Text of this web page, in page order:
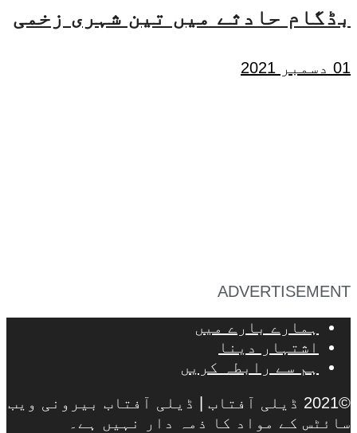
بڈگام حادثے میں تین شہری زخمی
01 دسمبر 2021
ADVERTISEMENT
ہمارے بارے میں
اشتہار دینا
ہم سے رابطہ کریں
©2021 ڈیلی آفتاب | ڈیلی آفتاب بیرونی ویب
سائٹس کے مواد کا ذمہ دار نہیں ہے۔